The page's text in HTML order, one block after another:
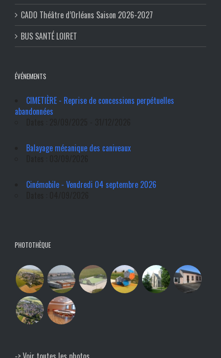
CADO Théâtre d’Orléans Saison 2026-2027
BUS SANTÉ LOIRET
ÉVÉNEMENTS
CIMETIÈRE - Reprise de concessions perpétuelles
abandonnées
Balayage mécanique des caniveaux
Cinémobile - Vendredi 04 septembre 2026
PHOTOTHÈQUE